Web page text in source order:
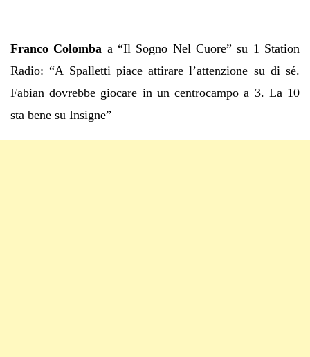
Franco Colomba a“Il Sogno Nel Cuore”su 1 Station
Radio:“A Spalletti piace attirare l’attenzione su di sé.
Fabian dovrebbe giocare in un centrocampo a 3. La 10
sta bene su Insigne”